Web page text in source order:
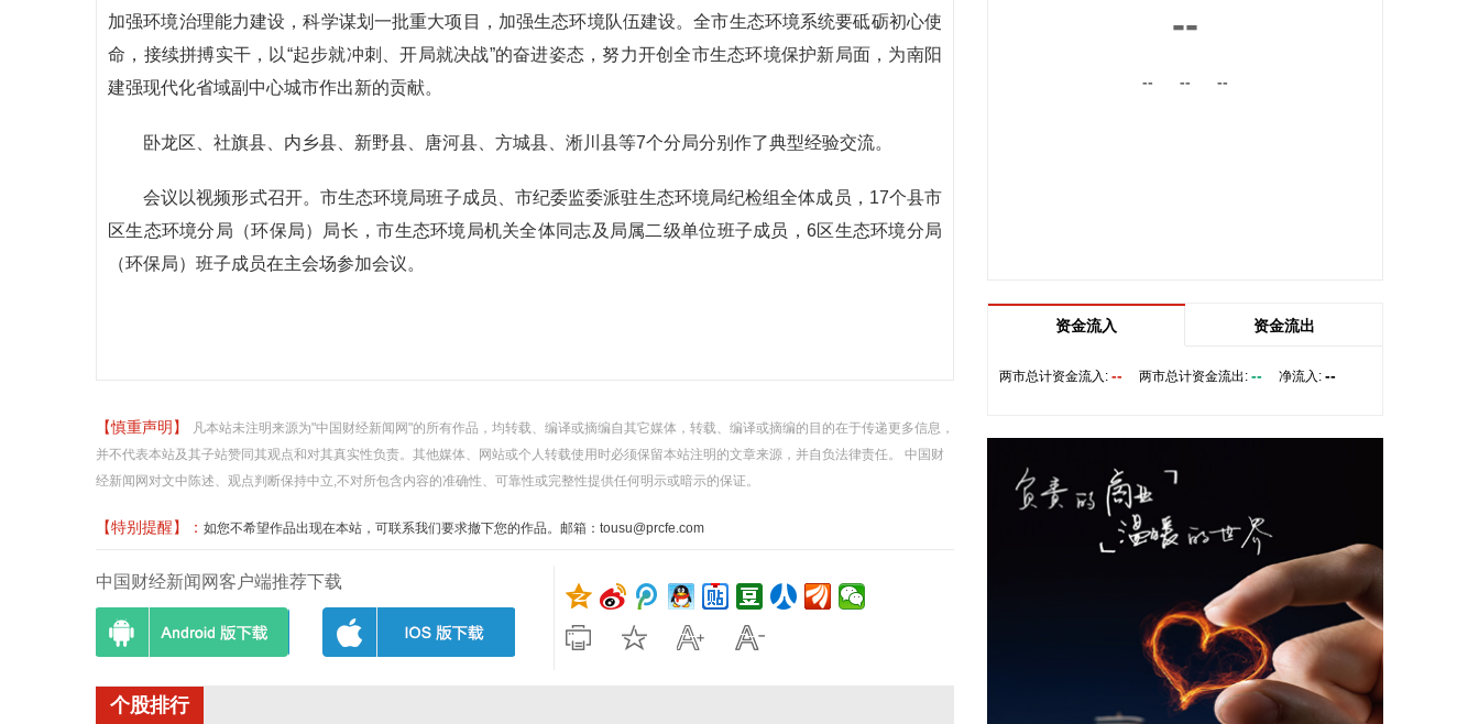
加强环境治理能力建设，科学谋划一批重大项目，加强生态环境队伍建设。全市生态环境系统要砥砺初心使
命，接续拼搏实干，以“起步就冲刺、开局就决战”的奋进姿态，努力开创全市生态环境保护新局面，为南阳
建强现代化省域副中心城市作出新的贡献。
卧龙区、社旗县、内乡县、新野县、唐河县、方城县、淅川县等7个分局分别作了典型经验交流。
会议以视频形式召开。市生态环境局班子成员、市纪委监委派驻生态环境局纪检组全体成员，17个县市
区生态环境分局（环保局）局长，市生态环境局机关全体同志及局属二级单位班子成员，6区生态环境分局
（环保局）班子成员在主会场参加会议。
【慎重声明】
凡本站未注明来源为"中国财经新闻网"的所有作品，均转载、编译或摘编自其它媒体，转载、编译或摘编的目的在于传递更多信息，
并不代表本站及其子站赞同其观点和对其真实性负责。其他媒体、网站或个人转载使用时必须保留本站注明的文章来源，并自负法律责任。 中国财
经新闻网对文中陈述、观点判断保持中立,不对所包含内容的准确性、可靠性或完整性提供任何明示或暗示的保证。
【特别提醒】： 如您不希望作品出现在本站，可联系我们要求撤下您的作品。邮箱：tousu@prcfe.com
中国财经新闻网客户端推荐下载
个股排行
产能共计5吨，其中可用于磷化铟生产的高纯三甲基
质量发展。省长刘小明主持会议。 京东集团、抖音集
海南跨境电商公共服务中心等跨境电商平台企业和服
态、建立长效流量机制、加强品牌宣传推广等提出意
见建议。 刘小明表示，希望政企同心合力，构建亲清
政商关系，搭建常态化政企沟通机制，以政府的精准
施策、企业的灵活创新，共建海南跨境电商出海产业
基地、自贸港跨境电商一站式服务平台，推动政策红
利和市场活力深度耦合，使海南在全球跨境电商版图
8月7日下午，国家防总副总指挥、水利部部长李国英
--
-- -- --
资金流入 资金流出
两市总计资金流入: -- 两市总计资金流出: -- 净流入: --